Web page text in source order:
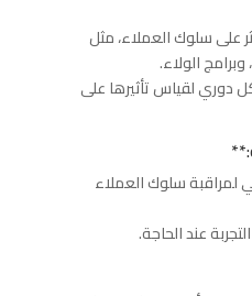
على سلوك العملاء، مثل
الولاء.
دوري لقياس تأثيرها على
لمراقبة سلوك العملاء
عند الحاجة.